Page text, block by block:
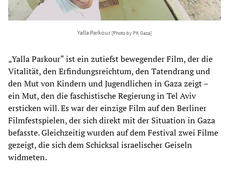
Yalla Parkour [Photo by PK Gaza]
„Yalla Parkour“ ist ein zutiefst bewegender Film, der die
Vitalität, den Erfindungsreichtum, den Tatendrang und
den Mut von Kindern und Jugendlichen in Gaza zeigt –
ein Mut, den die faschistische Regierung in Tel Aviv
ersticken will. Es war der einzige Film auf den Berliner
Filmfestspielen, der sich direkt mit der Situation in Gaza
befasste. Gleichzeitig wurden auf dem Festival zwei Filme
gezeigt, die sich dem Schicksal israelischer Geiseln
widmeten.